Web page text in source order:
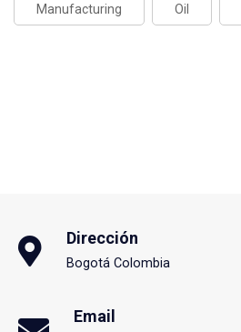
Manufacturing Oil
Dirección
Bogotá Colombia
Email